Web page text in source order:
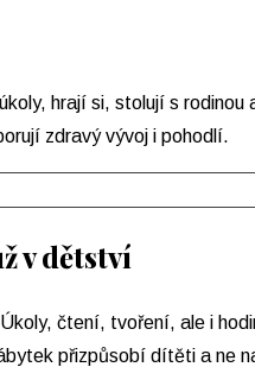
hrají si, stolují s
zdravý vývoj i pohodlí.
v dětství
čtení, tvoření, ale i
přizpůsobí dítěti a ne